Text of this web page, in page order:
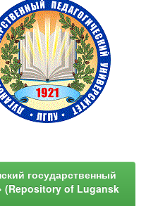
государственный
(Repository of Lugansk